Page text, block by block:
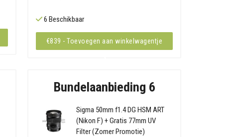
6 Beschikbaar
€839 - Toevoegen aan winkelwagentje
Bundelaanbieding 6
Sigma 50mm f1.4 DG HSM ART
(Nikon F) + Gratis 77mm UV
Filter (Zomer Promotie)